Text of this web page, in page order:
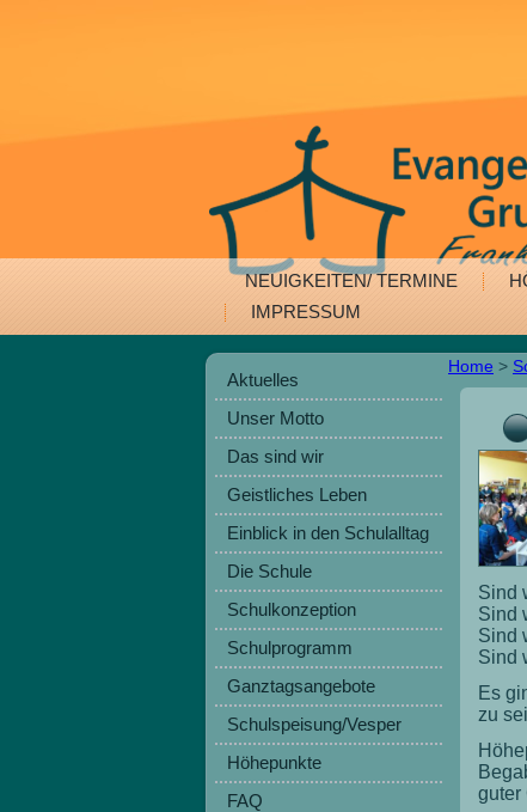
NEUIGKEITEN/ TERMINE
IMPRESSUM
Aktuelles
Unser Motto
Das sind wir
Geistliches Leben
Einblick in den Schulalltag
Die Schule
Schulkonzeption
Schulprogramm
Ganztagsangebote
Schulspeisung/Vesper
Höhepunkte
FAQ
Home >
Sind
Sind
Sind
Sind
Es
zu
guter